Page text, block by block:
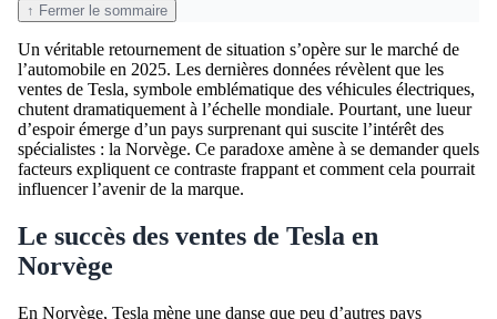
↑ Fermer le sommaire
Un véritable retournement de situation s’opère sur le marché de
l’automobile en 2025. Les dernières données révèlent que les
ventes de Tesla, symbole emblématique des véhicules électriques,
chutent dramatiquement à l’échelle mondiale. Pourtant, une lueur
d’espoir émerge d’un pays surprenant qui suscite l’intérêt des
spécialistes : la Norvège. Ce paradoxe amène à se demander quels
facteurs expliquent ce contraste frappant et comment cela pourrait
influencer l’avenir de la marque.
Le succès des ventes de Tesla en
Norvège
En Norvège, Tesla mène une danse que peu d’autres pays